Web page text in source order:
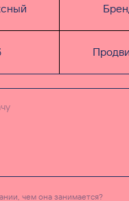
чем она занимается?